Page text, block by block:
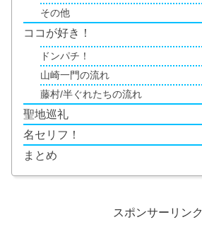
その他
ココが好き！
ドンパチ！
山崎一門の流れ
藤村/半ぐれたちの流れ
聖地巡礼
名セリフ！
まとめ
スポンサーリンク